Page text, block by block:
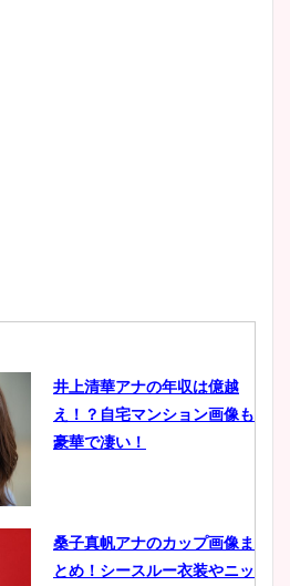
井上清華アナの年収は億越
え！？自宅マンション画像も
豪華で凄い！
桑子真帆アナのカップ画像ま
とめ！シースルー衣装やニッ